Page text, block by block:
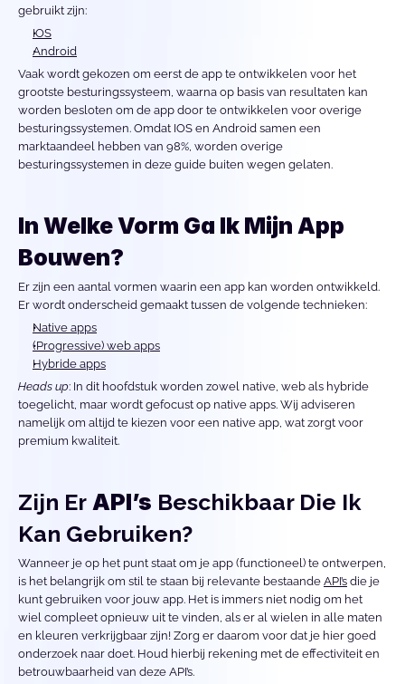
gebruikt zijn:
IOS
Android
Vaak wordt gekozen om eerst de app te ontwikkelen voor het
grootste besturingssysteem, waarna op basis van resultaten kan
worden besloten om de app door te ontwikkelen voor overige
besturingssystemen. Omdat IOS en Android samen een
marktaandeel hebben van 98%, worden overige
besturingssystemen in deze guide buiten wegen gelaten.
In Welke Vorm Ga Ik Mijn App
Bouwen?
Er zijn een aantal vormen waarin een app kan worden ontwikkeld.
Er wordt onderscheid gemaakt tussen de volgende technieken:
Native apps
(Progressive) web apps
Hybride apps
Heads up: In dit hoofdstuk worden zowel native, web als hybride
toegelicht, maar wordt gefocust op native apps. Wij adviseren
namelijk om altijd te kiezen voor een native app, wat zorgt voor
premium kwaliteit.
Zijn Er API’s Beschikbaar Die Ik
Kan Gebruiken?
Wanneer je op het punt staat om je app (functioneel) te ontwerpen,
is het belangrijk om stil te staan bij relevante bestaande API’s die je
kunt gebruiken voor jouw app. Het is immers niet nodig om het
wiel compleet opnieuw uit te vinden, als er al wielen in alle maten
en kleuren verkrijgbaar zijn! Zorg er daarom voor dat je hier goed
onderzoek naar doet. Houd hierbij rekening met de effectiviteit en
betrouwbaarheid van deze API’s.